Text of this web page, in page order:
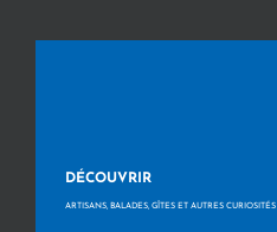
DÉCOUVRIR
ARTISANS, BALADES, GÎTES ET AUTRES CURIOSITÉS